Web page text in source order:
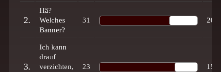
2.
Hä?
Welches
Banner?
31 20%
3.
Ich kann
drauf
verzichten,
23 15%